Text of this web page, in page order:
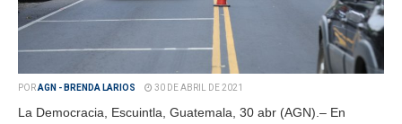
PORAGN - BRENDA LARIOS 30 DE ABRIL DE 2021
La Democracia, Escuintla, Guatemala, 30 abr (AGN).– En